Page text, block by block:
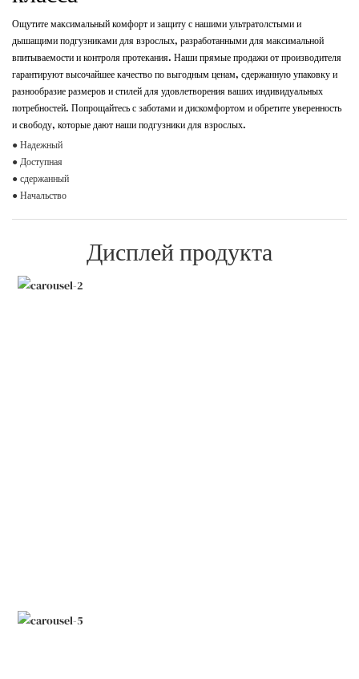
Ощутите максимальный комфорт и защиту с нашими ультратолстыми и
дышащими подгузниками для взрослых, разработанными для максимальной
впитываемости и контроля протекания. Наши прямые продажи от производителя
гарантируют высочайшее качество по выгодным ценам, сдержанную упаковку и
разнообразие размеров и стилей для удовлетворения ваших индивидуальных
потребностей. Попрощайтесь с заботами и дискомфортом и обретите уверенность
и свободу, которые дают наши подгузники для взрослых.
● Надежный
● Доступная
● сдержанный
● Начальство
Дисплей продукта